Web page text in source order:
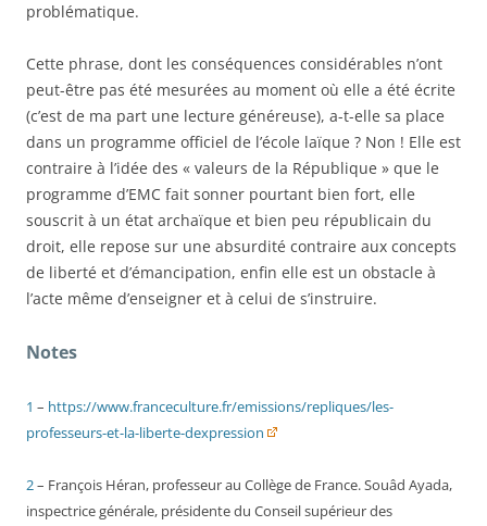
problématique.
Cette phrase, dont les conséquences considérables n’ont
peut-être pas été mesurées au moment où elle a été écrite
(c’est de ma part une lecture généreuse), a-t-elle sa place
dans un programme officiel de l’école laïque ? Non ! Elle est
contraire à l’idée des « valeurs de la République » que le
programme d’EMC fait sonner pourtant bien fort, elle
souscrit à un état archaïque et bien peu républicain du
droit, elle repose sur une absurdité contraire aux concepts
de liberté et d’émancipation, enfin elle est un obstacle à
l’acte même d’enseigner et à celui de s’instruire.
Notes
1 – https://www.franceculture.fr/emissions/repliques/les-
professeurs-et-la-liberte-dexpression
2– François Héran, professeur au Collège de France. Souâd Ayada,
inspectrice générale, présidente du Conseil supérieur des